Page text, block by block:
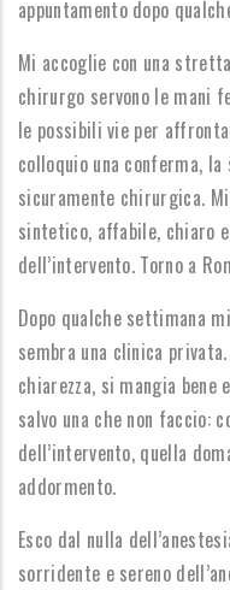
appuntamento dopo
Mi accoglie con una
chirurgo servono le mani
le possibili vie per
colloquio una conferma,
sicuramente chirurgica.
sintetico, affabile, chiaro
dell’intervento. Torno a
Dopo qualche settimana
sembra una clinica
chiarezza, si mangia bene
salvo una che non faccio:
dell’intervento, quella
addormento.
Esco dal nulla
sorridente e sereno